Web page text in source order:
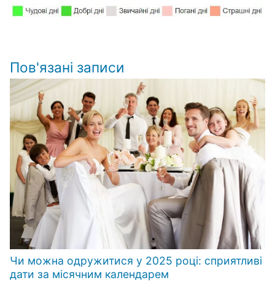
Пов'язані записи
Чи можна одружитися у 2025 році: сприятливі
дати за місячним календарем